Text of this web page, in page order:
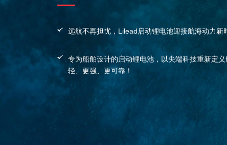
远航不再担忧，Lilead启动锂电池迎接航海动力新
专为船舶设计的启动锂电池，以尖端科技重新定
轻、更强、更可靠！